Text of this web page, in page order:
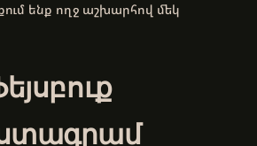
ենք ողջ աշխարհով մեկ